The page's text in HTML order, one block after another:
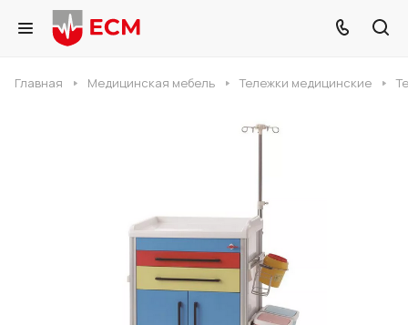
Главная Медицинская мебель Тележки медицинские